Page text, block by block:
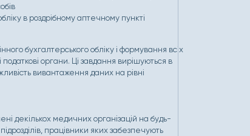
в роздрібному аптечному пункті
бухгалтерського обліку і формування всіх
органи. Ці завдання вирішуються в
вивантаження даних на рівні
декількох медичних організацій на будь-
працівники яких забезпечують